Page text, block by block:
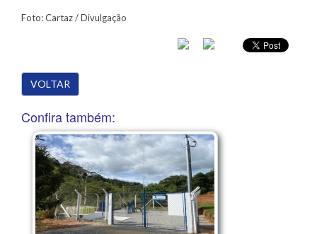
Foto: Cartaz / Divulgação
VOLTAR
Confira também: